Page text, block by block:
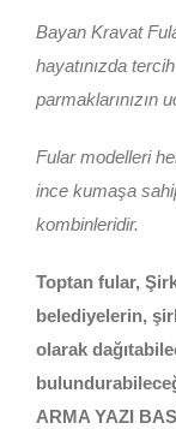
Bayan Kravat
hayatınızda
parmaklarınızın
Fular modelleri
ince kumaşa
kombinleridir.
Toptan fular,
belediyelerin,
olarak
ARMA YAZI